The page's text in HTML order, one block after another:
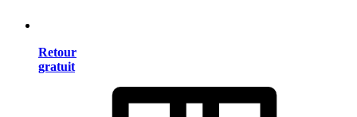
Retour
gratuit